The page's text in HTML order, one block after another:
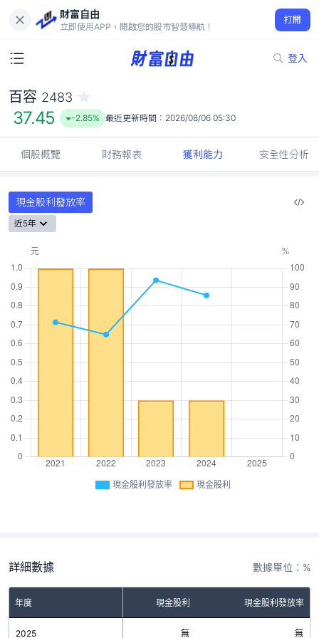
財富自由
立即使用APP，開啟您的股市智慧導航！
打開
登入
37.45
-2.85%
百容 2483
37.45 -2.85% 最近更新時間： 2026/08/06 05:30
個股概覽 財務報表 獲利能力 安全性分析
現金股利發放率
近5年
現金股利發放率 現金股利
詳細數據 數據單位：%
年度 現金股利 現金股利發放率
2025 無 無